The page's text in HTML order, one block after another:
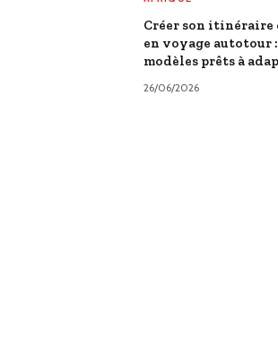
Créer son itinéraire
en voyage autotour :
modèles prêts à
26/06/2026